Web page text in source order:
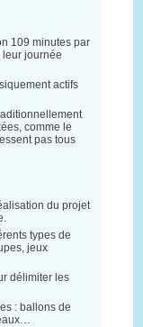
109 minutes par
leur journée
actifs
comme le
pas tous
du projet
types de
jeux
délimiter les
: ballons de